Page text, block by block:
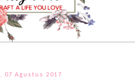
07 Agustus 2017